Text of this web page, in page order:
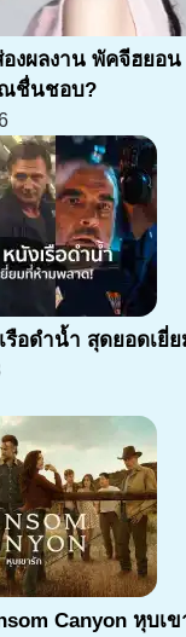
องผลงาน พัคจีฮยอ
ณชื่นชอบ?
รือดำน้ำ สุดยอดเยี่
Canyon หุบเ